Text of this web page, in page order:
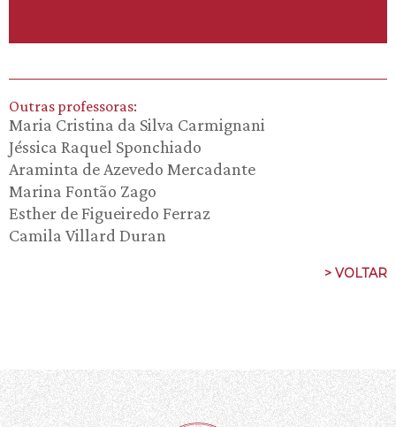
Outras professoras:
Maria Cristina da Silva Carmignani
Jéssica Raquel Sponchiado
Araminta de Azevedo Mercadante
Marina Fontão Zago
Esther de Figueiredo Ferraz
Camila Villard Duran
> VOLTAR